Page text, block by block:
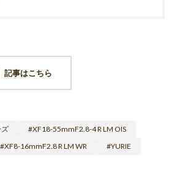
記事はこちら
XF18-55mmF2.8-4 R LM OIS
XF8-16mmF2.8 R LM WR
YURIE